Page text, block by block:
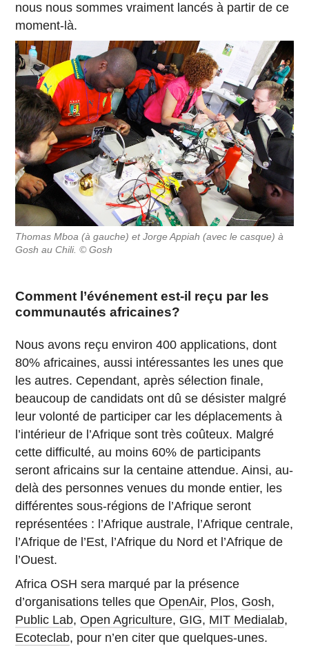
nous nous sommes vraiment lancés à partir de ce
moment-là.
Thomas Mboa (à gauche) et Jorge Appiah (avec le casque) à
Gosh au Chili. © Gosh
Comment l’événement est-il reçu par les
communautés africaines?
Nous avons reçu environ 400 applications, dont
80% africaines, aussi intéressantes les unes que
les autres. Cependant, après sélection finale,
beaucoup de candidats ont dû se désister malgré
leur volonté de participer car les déplacements à
l’intérieur de l’Afrique sont très coûteux. Malgré
cette difficulté, au moins 60% de participants
seront africains sur la centaine attendue. Ainsi, au-
delà des personnes venues du monde entier, les
différentes sous-régions de l’Afrique seront
représentées : l’Afrique australe, l’Afrique centrale,
l’Afrique de l’Est, l’Afrique du Nord et l’Afrique de
l’Ouest.
Africa OSH sera marqué par la présence
d’organisations telles queOpenAir, Plos, Gosh,
Public Lab,Open Agriculture, GIG, MIT Medialab,
Ecoteclab, pour n’en citer que quelques-unes.